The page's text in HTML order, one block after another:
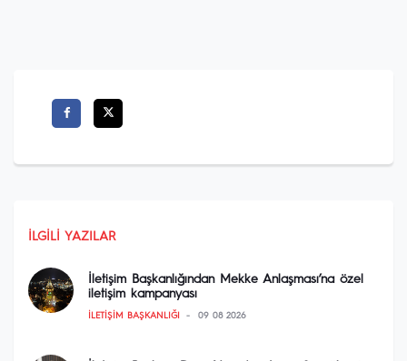
İLGILI YAZILAR
İletişim Başkanlığından Mekke Anlaşması’na özel
iletişim kampanyası
İLETIŞIM BAŞKANLIĞI 09 08 2026